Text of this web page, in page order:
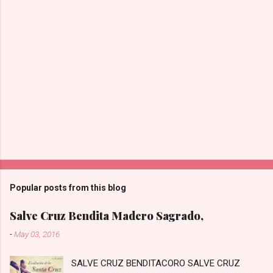
Popular posts from this blog
Salve Cruz Bendita Madero Sagrado,
-May 03, 2016
SALVE CRUZ BENDITACORO SALVE CRUZ